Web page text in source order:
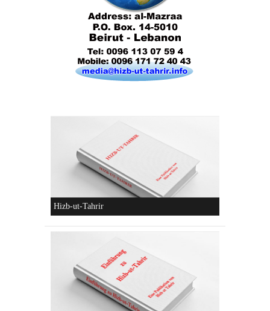
Die parteiliche Blockbildung